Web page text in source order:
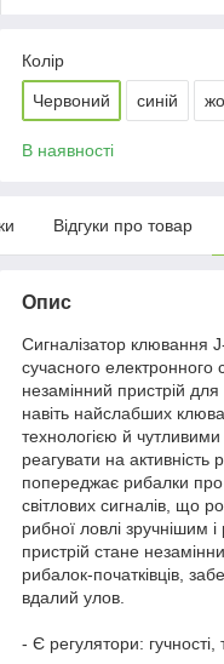
Колір
Червоний синій
В наявності
Відгуки про товар
Опис
Сигналізатор клювання
сучасного електронного
незамінний пристрій для
навіть найслабших
технологією й
реагувати на
попереджає рибалки
світлових сигналів, що
рибної ловлі зручнішим
пристрій стане
рибалок-початківців,
вдалий улов.
- Є регулятори: гучності,